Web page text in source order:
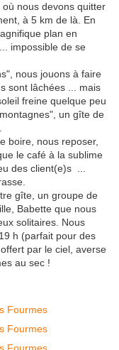
nous devons quitter
à 5 km de là. En
plan en
impossible de se
nous jouons à faire
sont lâchées ... mais
freine quelque peu
un gîte de
boire, nous reposer,
le café à la sublime
des client(e)s ...
gîte, un groupe de
Babette que nous
solitaires. Nous
h (parfait pour des
par le ciel, averse
au sec !